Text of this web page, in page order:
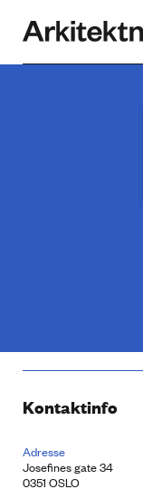
Kontaktinfo
Adresse
Josefines gate 34
0351 OSLO